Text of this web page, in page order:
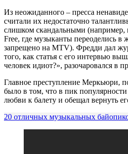
Из неожиданного – пресса
считали их недостаточно
слишком скандальными (например,
Free, где музыканты переоделись
запрещено на MTV). Фредди дал
того, как статья с его интервью
человек идиот?», разочаровался в
Главное преступление Меркьюри,
было в том, что в пик
любви к балету и обещал вернуть
20 отличных музыкальных